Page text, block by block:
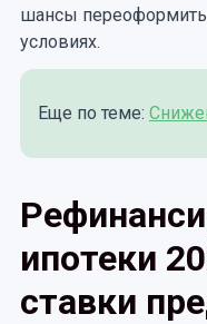
шансы
условиях.
Еще по теме:
ипотеки
ставки